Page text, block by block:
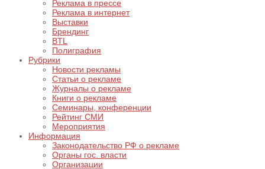
Реклама в прессе
Реклама в интернет
Выставки
Брендинг
BTL
Полиграфия
Рубрики
Новости рекламы
Статьи о рекламе
Журналы о рекламе
Книги о рекламе
Семинары, конференции
Рейтинг СМИ
Мероприятия
Информация
Законодательство РФ о рекламе
Органы гос. власти
Организации